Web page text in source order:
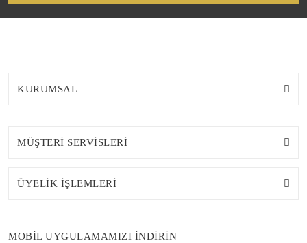
KURUMSAL
MÜŞTERİ SERVİSLERİ
ÜYELİK İŞLEMLERİ
MOBİL UYGULAMAMIZI İNDİRİN